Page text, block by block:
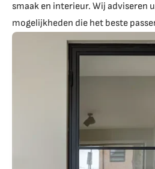
smaak en interieur. Wij adviseren
mogelijkheden die het beste